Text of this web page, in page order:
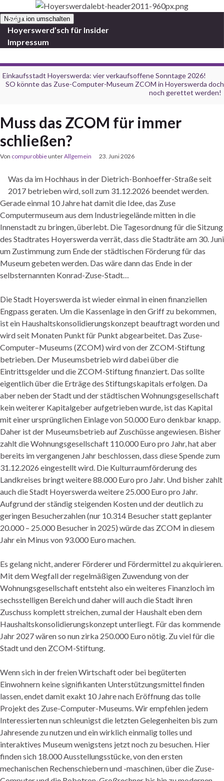
Navigation umschalten
Start
Hoyerswerd’sch für Insider
Impressum
Einkaufsstadt Hoyerswerda: vier verkaufsoffene Sonntage 2026!
SO könnte das Zuse-Computer-Museum ZCOM in Hoyerswerda doch
noch gerettet werden!
Muss das ZCOM für immer
schließen?
Von compurobbieunterAllgemein 23. Juni 2026
Was da im Hochhaus in der Dietrich-Bonhoeffer-Straße seit
2017 betrieben wird, soll zum 31.12.2026 beendet werden.
Gerade einmal 10 Jahre hat damit die Idee, das Zuse
Computermuseum aus dem Industriegelände mitten in die
Innenstadt zu bringen, überlebt. Die Tagesordnung für die Sitzung
des Stadtrates Hoyerswerda verrät, dass die Stadträte am 30. Juni
um Zustimmung zum Ende der städtischen Förderung für das
Museum gebeten werden. Das wäre dann das Ende in der
selbsternannten Konrad-Zuse-Stadt…
Die Stadt Hoyerswerda ist wieder einmal in einen finanziellen
Engpass geraten. Um die Kassenlage in den Griff zu bekommen,
ist ein Haushaltskonsolidierungskonzept beauftragt worden und
wird seit Monaten Punkt für Punkt abgearbeitet. Das Zuse-
Computer–Museums (ZCOM) wird von der ZCOM-Stiftung
betrieben. Der Museumsbetrieb wird dabei über die
Eintrittsgelder und die ZCOM-Stiftung finanziert. Das sollte
eigentlich über die Erträge des Stiftungskapitals erfolgen. Da
aber neben der Stadt und der städtischen Wohnungsgesellschaft
kein weiterer Kapitalgeber aufgetrieben wurde, ist das Kapital
mit einer ursprünglichen Einlage von 50.000 Euro denkbar knapp.
Daher ist der Museumsbetrieb auf Zuschüsse angewiesen. Bisher
zahlt die Wohnungsgesellschaft 110.000 Euro pro Jahr, hat aber
bereits im vergangenen Jahr beschlossen, dass diese Spende zum
31.12.2026 eingestellt wird. Die Kulturraumförderung des
Landkreises bringt weitere 88.000 Euro pro Jahr. Und bisher zahlt
auch die Stadt Hoyerswerda weitere 25.000 Euro pro Jahr.
Aufgrund der ständig steigenden Kosten und der deutlich zu
geringen Besucherzahlen (nur 10.314 Besucher statt geplanter
20.000 – 25.000 Besucher in 2025) würde das ZCOM in diesem
Jahr ein Minus von 93.000 Euro machen.
Es gelang nicht, anderer Förderer und Fördermittel zu akquirieren.
Mit dem Wegfall der regelmäßigen Zuwendung von der
Wohnungsgesellschaft entsteht also ein weiteres Finanzloch im
sechsstelligen Bereich und daher will auch die Stadt ihren
Zuschuss komplett streichen, zumal der Haushalt eben dem
Haushaltskonsolidierungskonzept unterliegt. Für das kommende
Jahr 2027 wären so nun zirka 250.000 Euro nötig. Zu viel für die
Stadt und den ZCOM-Stiftung.
Wenn sich in der freien Wirtschaft oder bei begüterten
Einwohnern keine signifikanten Unterstützungsmittel finden
lassen, endet damit exakt 10 Jahre nach Eröffnung das tolle
Projekt des Zuse-Computer-Museums. Wir empfehlen jedem
Interessierten nun schleunigst die letzten Gelegenheiten bis zum
Jahresende zu nutzen und ein wirklich einmalig tolles und
interaktives Museum wenigstens jetzt noch zu besuchen. Hier
finden sich 18.000 Ausstellungsstücke, von den ersten
mechanischen Rechenschiebern und -maschinen, über die Zuse-